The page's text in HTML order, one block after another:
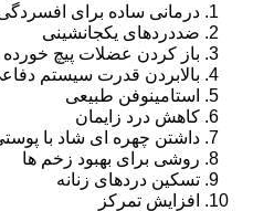
درمانی ساده برای
ضددردهای یکجانشینی
باز کردن عضلات پیچ خورده
بالابردن قدرت سیستم
استامینوفن طبیعی
کاهش درد زایمان
داشتن چهره ای شاد با
روشی برای بهبود زخم ها
تسکین دردهای زنانه
افزایش تمرکز